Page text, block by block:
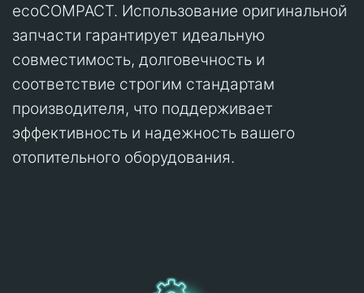
ecoCOMPACT. Использование оригинальной
запчасти гарантирует идеальную
совместимость, долговечность и
соответствие строгим стандартам
производителя, что поддерживает
эффективность и надежность вашего
отопительного оборудования.